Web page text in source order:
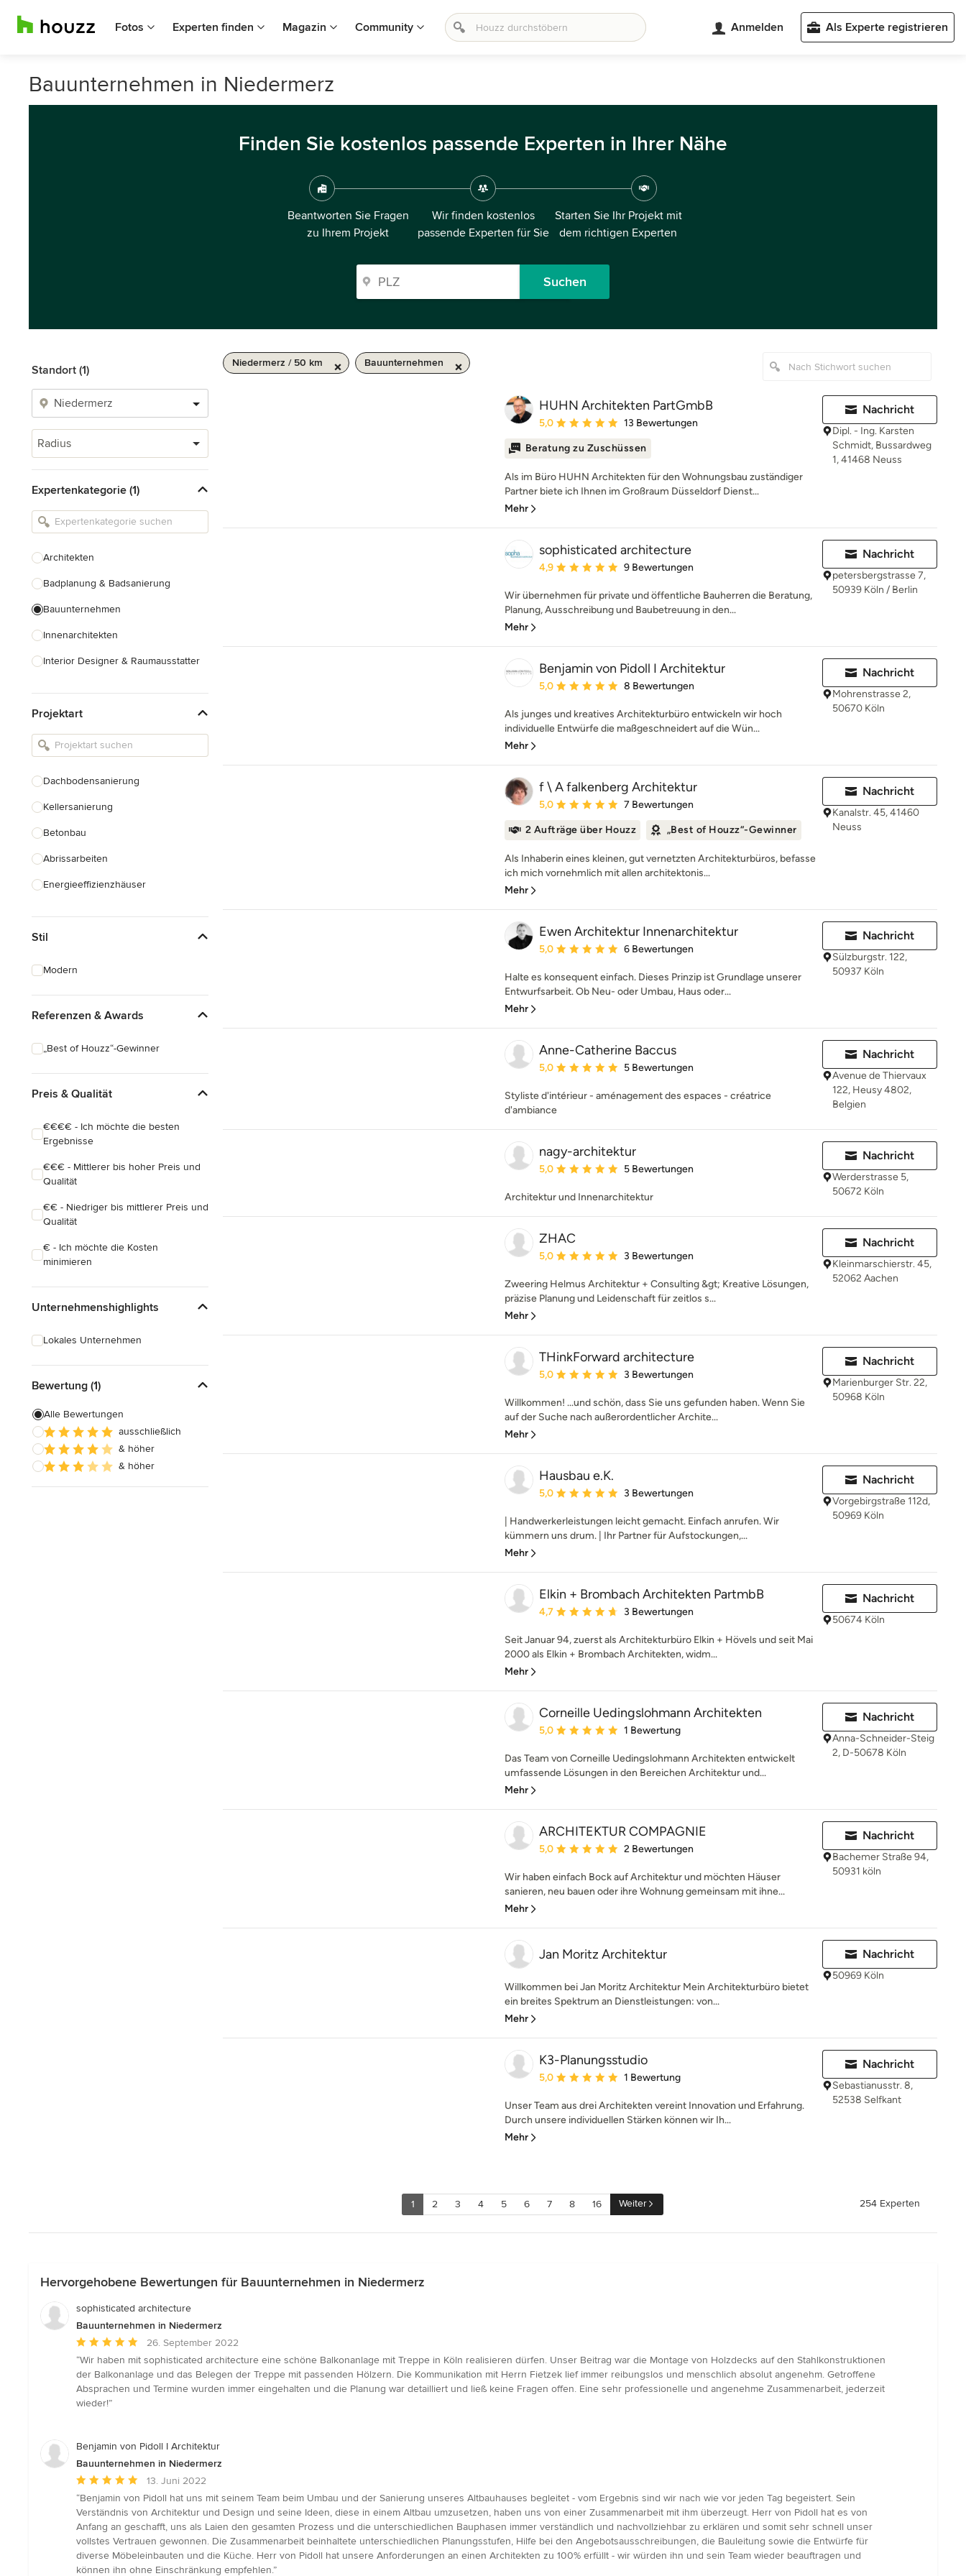
Fotos Experten finden Magazin Community Anmelden Als Experte registrieren
Bauunternehmen in Niedermerz
Finden Sie kostenlos passende Experten in Ihrer Nähe
Beantworten Sie Fragen
zu Ihrem Projekt
Wir finden kostenlos
passende Experten für Sie
Starten Sie Ihr Projekt mit
dem richtigen Experten
Suchen
Standort (1)
Radius
Expertenkategorie (1)
Architekten
Badplanung & Badsanierung
Bauunternehmen
Innenarchitekten
Interior Designer & Raumausstatter
Landschaftsarchitekten
Armaturen & Sanitärbedarf
Projektart
Dachbodensanierung
Kellersanierung
Betonbau
Abrissarbeiten
Energieeffizienzhäuser
Garagenbau
Hauserweiterungen
Alle anzeigen
Stil
Modern
Referenzen & Awards
„Best of Houzz“-Gewinner
Preis & Qualität
€€€€ - Ich möchte die besten
Ergebnisse
€€€ - Mittlerer bis hoher Preis und
Qualität
€€ - Niedriger bis mittlerer Preis und
Qualität
€ - Ich möchte die Kosten
minimieren
Unternehmenshighlights
Lokales Unternehmen
Bewertung (1)
Alle Bewertungen
ausschließlich
& höher
& höher
Niedermerz / 50 km Bauunternehmen
HUHN Architekten PartGmbB
Durchschnittliche Bewertung: 5 von 5 Sternen
5,0 13 Bewertungen
Beratung zu Zuschüssen
Als im Büro HUHN Architekten für den Wohnungsbau zuständiger
Partner biete ich Ihnen im Großraum Düsseldorf Dienst...
Mehr
Nachricht
Dipl. - Ing. Karsten
Schmidt, Bussardweg
1, 41468 Neuss
sophisticated architecture
Durchschnittliche Bewertung: 4.9 von 5 Sternen
4,9 9 Bewertungen
Wir übernehmen für private und öffentliche Bauherren die Beratung,
Planung, Ausschreibung und Baubetreuung in den...
Mehr
Nachricht
petersbergstrasse 7,
50939 Köln / Berlin
Benjamin von Pidoll I Architektur
Durchschnittliche Bewertung: 5 von 5 Sternen
5,0 8 Bewertungen
Als junges und kreatives Architekturbüro entwickeln wir hoch
individuelle Entwürfe die maßgeschneidert auf die Wün...
Mehr
Nachricht
Mohrenstrasse 2,
50670 Köln
f \ A falkenberg Architektur
Durchschnittliche Bewertung: 5 von 5 Sternen
5,0 7 Bewertungen
2 Aufträge über Houzz „Best of Houzz“-Gewinner
Als Inhaberin eines kleinen, gut vernetzten Architekturbüros, befasse
ich mich vornehmlich mit allen architektonis...
Mehr
Nachricht
Kanalstr. 45, 41460
Neuss
Ewen Architektur Innenarchitektur
Durchschnittliche Bewertung: 5 von 5 Sternen
5,0 6 Bewertungen
Halte es konsequent einfach. Dieses Prinzip ist Grundlage unserer
Entwurfsarbeit. Ob Neu- oder Umbau, Haus oder...
Mehr
Nachricht
Sülzburgstr. 122,
50937 Köln
Anne-Catherine Baccus
Durchschnittliche Bewertung: 5 von 5 Sternen
5,0 5 Bewertungen
Styliste d'intérieur - aménagement des espaces - créatrice
d'ambiance
Nachricht
Avenue de Thiervaux
122, Heusy 4802,
Belgien
nagy-architektur
Durchschnittliche Bewertung: 5 von 5 Sternen
5,0 5 Bewertungen
Architektur und Innenarchitektur
Nachricht
Werderstrasse 5,
50672 Köln
ZHAC
Durchschnittliche Bewertung: 5 von 5 Sternen
5,0 3 Bewertungen
Zweering Helmus Architektur + Consulting &gt; Kreative Lösungen,
präzise Planung und Leidenschaft für zeitlos s...
Mehr
Nachricht
Kleinmarschierstr. 45,
52062 Aachen
THinkForward architecture
Durchschnittliche Bewertung: 5 von 5 Sternen
5,0 3 Bewertungen
Willkommen! ...und schön, dass Sie uns gefunden haben. Wenn Sie
auf der Suche nach außerordentlicher Archite...
Mehr
Nachricht
Marienburger Str. 22,
50968 Köln
Hausbau e.K.
Durchschnittliche Bewertung: 5 von 5 Sternen
5,0 3 Bewertungen
| Handwerkerleistungen leicht gemacht. Einfach anrufen. Wir
kümmern uns drum. | Ihr Partner für Aufstockungen,...
Mehr
Nachricht
Vorgebirgstraße 112d,
50969 Köln
Elkin + Brombach Architekten PartmbB
Durchschnittliche Bewertung: 4.7 von 5 Sternen
4,7 3 Bewertungen
Seit Januar 94, zuerst als Architekturbüro Elkin + Hövels und seit Mai
2000 als Elkin + Brombach Architekten, widm...
Mehr
Nachricht
50674 Köln
Corneille Uedingslohmann Architekten
Durchschnittliche Bewertung: 5 von 5 Sternen
5,0 1 Bewertung
Das Team von Corneille Uedingslohmann Architekten entwickelt
umfassende Lösungen in den Bereichen Architektur und...
Mehr
Nachricht
Anna-Schneider-Steig
2, D-50678 Köln
ARCHITEKTUR COMPAGNIE
Durchschnittliche Bewertung: 5 von 5 Sternen
5,0 2 Bewertungen
Wir haben einfach Bock auf Architektur und möchten Häuser
sanieren, neu bauen oder ihre Wohnung gemeinsam mit ihne...
Mehr
Nachricht
Bachemer Straße 94,
50931 köln
Jan Moritz Architektur
Willkommen bei Jan Moritz Architektur Mein Architekturbüro bietet
ein breites Spektrum an Dienstleistungen: von...
Mehr
Nachricht
50969 Köln
K3-Planungsstudio
Durchschnittliche Bewertung: 5 von 5 Sternen
5,0 1 Bewertung
Unser Team aus drei Architekten vereint Innovation und Erfahrung.
Durch unsere individuellen Stärken können wir Ih...
Mehr
Nachricht
Sebastianusstr. 8,
52538 Selfkant
1 2 3 4 5 6 7 8 16 Weiter 254 Experten
Hervorgehobene Bewertungen für Bauunternehmen in Niedermerz
sophisticated architecture
Bauunternehmen in Niedermerz
Durchschnittliche
Bewertung:
5
von
5
26. September 2022
“Wir haben mit sophisticated architecture eine schöne Balkonanlage mit Treppe in Köln realisieren dürfen. Unser Beitrag war die Montage von Holzdecks auf den Stahlkonstruktionen
der Balkonanlage und das Belegen der Treppe mit passenden Hölzern. Die Kommunikation mit Herrn Fietzek lief immer reibungslos und menschlich absolut angenehm. Getroffene
Absprachen und Termine wurden immer eingehalten und die Planung war detailliert und ließ keine Fragen offen. Eine sehr professionelle und angenehme Zusammenarbeit, jederzeit
wieder!”
Benjamin von Pidoll I Architektur
Bauunternehmen in Niedermerz
Durchschnittliche
Bewertung:
5
von
5
Sternen
13. Juni 2022
“Benjamin von Pidoll hat uns mit seinem Team beim Umbau und der Sanierung unseres Altbauhauses begleitet - vom Ergebnis sind wir nach wie vor jeden Tag begeistert. Sein
Verständnis von Architektur und Design und seine Ideen, diese in einem Altbau umzusetzen, haben uns von einer Zusammenarbeit mit ihm überzeugt. Herr von Pidoll hat es von
Anfang an geschafft, uns als Laien den gesamten Prozess und die unterschiedlichen Bauphasen immer verständlich und nachvollziehbar zu erklären und somit sehr schnell unser
vollstes Vertrauen gewonnen. Die Zusammenarbeit beinhaltete unterschiedlichen Planungsstufen, Hilfe bei den Angebotsausschreibungen, die Bauleitung sowie die Entwürfe für
diverse Möbeleinbauten und die Küche. Herr von Pidoll hat unsere Anforderungen an einen Architekten zu 100% erfüllt - wir würden ihn und sein Team wieder beauftragen und
können ihn ohne Einschränkung empfehlen.”